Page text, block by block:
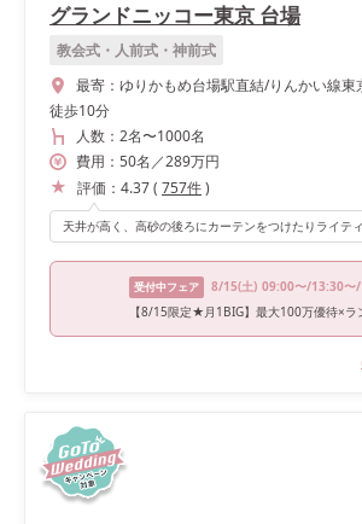
グランドニッコー東京 台場
教会式・人前式・神前式
最寄： ゆりかもめ台場駅直結/りんかい線東
徒歩10分
人数： 2名〜1000名
費用： 50名 ／289万円
評価： 4.37( 757件)
受付中フェア 8/15(土) 09:00〜/13:30〜